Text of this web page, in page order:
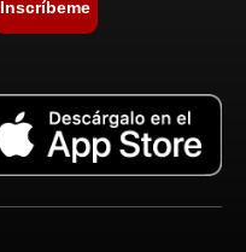
Inscríbeme